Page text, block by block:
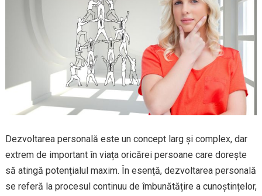
Dezvoltarea personală este un concept larg și complex, dar
extrem de important în viața oricărei persoane care dorește
să atingă potențialul maxim. În esență, dezvoltarea personală
se referă la procesul continuu de îmbunătățire a cunoștințelor,